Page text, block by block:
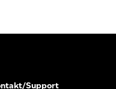
Support